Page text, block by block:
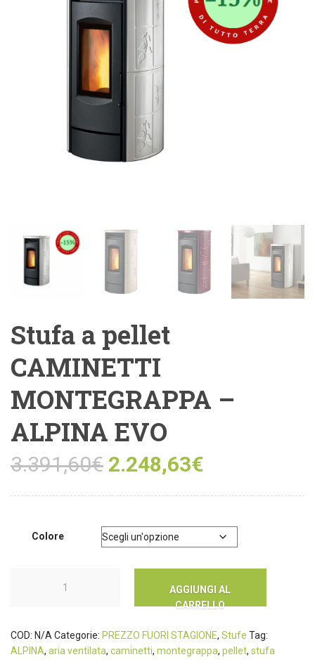
Stufa a pellet
CAMINETTI
MONTEGRAPPA –
ALPINA EVO
3.391,60€ 2.248,63€
Colore
AGGIUNGI AL
CARRELLO
COD: N/A Categorie: PREZZO FUORI STAGIONE, Stufe Tag:
ALPINA, aria ventilata, caminetti, montegrappa, pellet, stufa